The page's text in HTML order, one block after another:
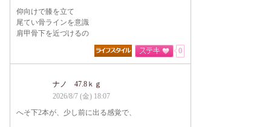
仰向けで膝を立て
尾てい骨ラインを意識
肩甲骨下を近づけるの
0
ナノ 47.8ｋｇ
2026/8/7 (金) 18:07
へそ下2本が、少し前に出る感覚で、